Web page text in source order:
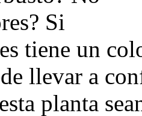
Si
tiene un
llevar a
planta